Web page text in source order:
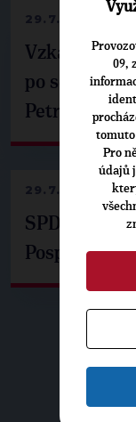
29.7.2026
Vzkaz
po setkání s
Petrem
29.7.2026
SPD už není
Pospíšil: Je
09,
tomuto
Pro
údajů